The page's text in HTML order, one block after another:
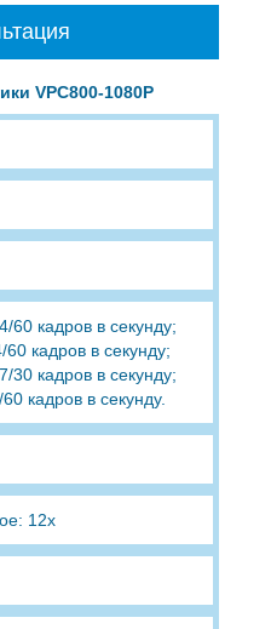
VPC800-1080P
60 кадров в секунду;
кадров в секунду;
30 кадров в секунду;
кадров в секунду.
12x